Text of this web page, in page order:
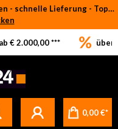
neu: ESS Easy Drain DrainFit Duschrinnen - schnelle Lieferung - Top-Preise
Betrifft ausschließlich bei Bestellware-Fliesen: aufgrund der Werksferien in Italien und Spanien kommt es zu Verzögerungen bei der Verladung. Sämtliche Lagerware (sofort verfügbar) sowie alle anderen Produktgruppen versenden wir weiterhin regulär
€ 2.000,00 *** über
0,00 €*